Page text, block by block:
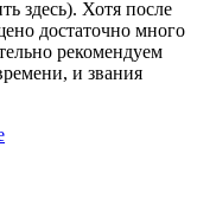
здесь). Хотя после
достаточно много
рекомендуем
и звания